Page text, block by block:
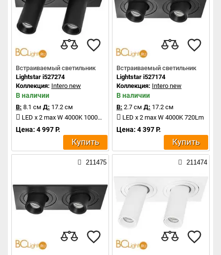
Встраиваемый светильник
Lightstar i527274
Коллекция: Intero new
В наличии
В: 8.1 см Д: 17.2 см
LED x 2 max W 4000K 1000Lm
Цена: 4 997 Р.
Купить
Встраиваемый светильник
Lightstar i527174
Коллекция: Intero new
В наличии
В: 2.7 см Д: 17.2 см
LED x 2 max W 4000K 720Lm
Цена: 4 397 Р.
Купить
211475 211474